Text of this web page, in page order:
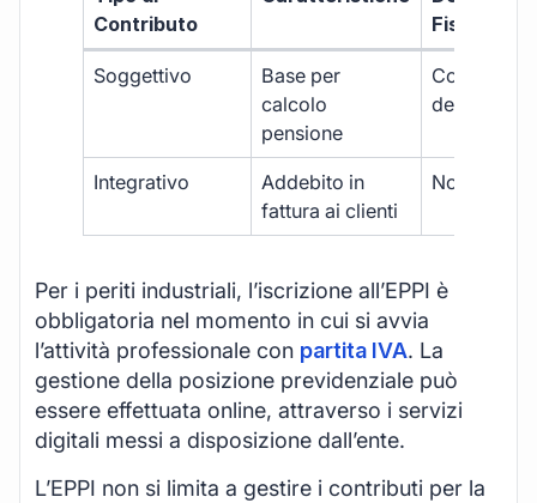
Contributo
Fiscale
Soggettivo
Base per
calcolo
pensione
deducibile
Integrativo
Addebito in
fattura ai clienti
Non
Per i periti industriali, l’iscrizione all’EPPI è
obbligatoria nel momento in cui si avvia
l’attività professionale con partita IVA. La
gestione della posizione previdenziale può
essere effettuata online, attraverso i servizi
digitali messi a disposizione dall’ente.
L’EPPI non si limita a gestire i contributi per la